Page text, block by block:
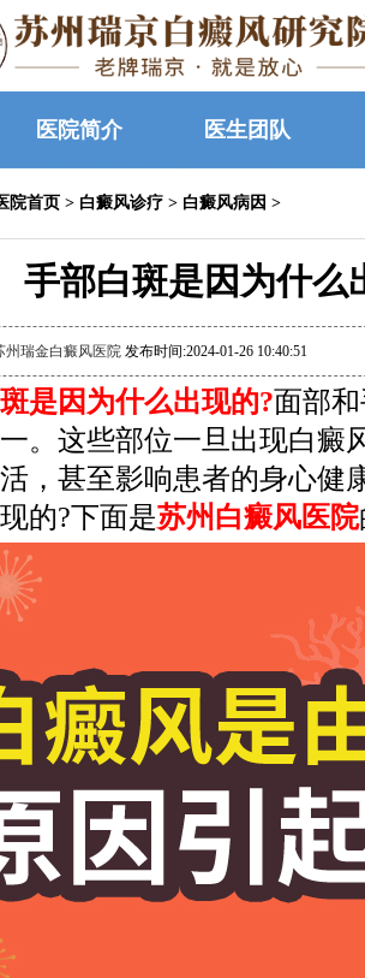
医院简介 医生团队
院首页 > 白癜风诊疗 > 白癜风病因 >
手部白斑是因为什么
州瑞金白癜风医院 发布时间:2024-01-26 10:40:51
因为什么出现的?面部
。这些部位一旦出现白癜
，甚至影响患者的身心健
的?下面是苏州白癜风医院